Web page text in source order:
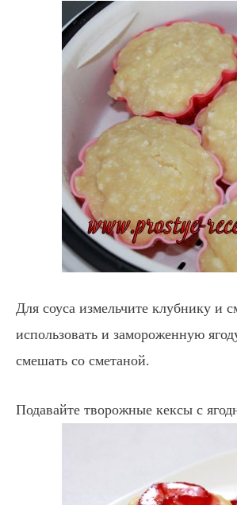
Для соуса измельчите клубнику и
использовать и замороженную
смешать со сметаной.
Подавайте творожные кексы с